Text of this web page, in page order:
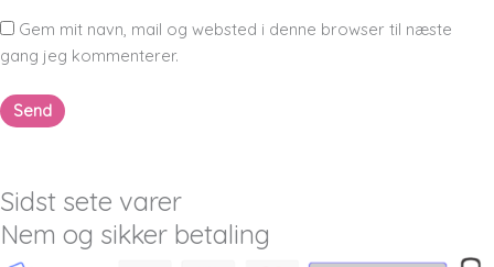
Gem mit navn, mail og websted i denne browser til næste
gang jeg kommenterer.
Sidst sete varer
Nem og sikker betaling